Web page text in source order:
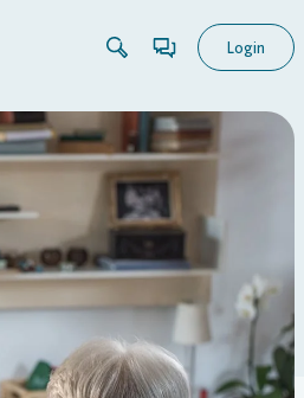
Login